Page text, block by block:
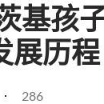
基孩
展历程
286